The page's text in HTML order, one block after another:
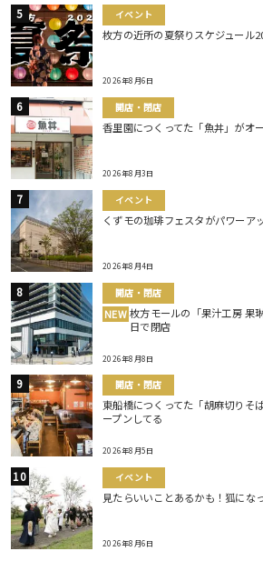
イベント
枚方の近所の夏祭りスケジュール
2026年8月6日
開店・閉店
香里園につくってた「魚丼」がオ
2026年8月3日
イベント
くずモの珈琲フェスタがパワーア
2026年8月4日
開店・閉店
NEW 枚方モールの「果汁工房 果
日で閉店
2026年8月8日
開店・閉店
東船橋につくってた「胡麻切りそ
ープンしてる
2026年8月5日
イベント
見たらいいことあるかも！狐にな
2026年8月6日